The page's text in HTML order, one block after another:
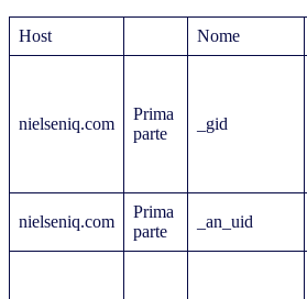
Host Nome
nielseniq.com
Prima
parte
_gid
nielseniq.com
Prima
parte
_an_uid